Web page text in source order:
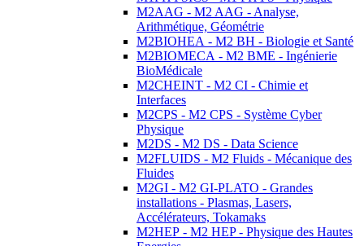
M2AAG - M2 AAG - Analyse,
Arithmétique, Géométrie
M2BIOHEA - M2 BH - Biologie et Santé
M2BIOMECA - M2 BME - Ingénierie
BioMédicale
M2CHEINT - M2 CI - Chimie et
Interfaces
M2CPS - M2 CPS - Système Cyber
Physique
M2DS - M2 DS - Data Science
M2FLUIDS - M2 Fluids - Mécanique des
Fluides
M2GI - M2 GI-PLATO - Grandes
installations - Plasmas, Lasers,
Accélérateurs, Tokamaks
M2HEP - M2 HEP - Physique des Hautes